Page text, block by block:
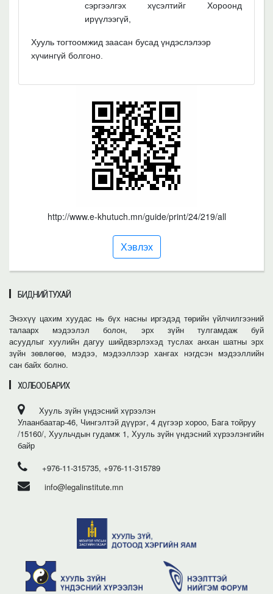
сэргээлгэх хүсэлтийг Хороонд
ирүүлээгүй,
Хууль тогтоомжид заасан бусад үндэслэлээр
хүчингүй болгоно.
http://www.e-khutuch.mn/guide/print/24/219/all
Хэвлэх
БИДНИЙ ТУХАЙ
Энэхүү цахим хуудас нь бүх насны иргэдэд төрийн үйлчилгээний
талаарх мэдээлэл болон, эрх зүйн тулгамдаж буй
асуудлыг хуулийн дагуу шийдвэрлэхэд туслах анхан шатны эрх
зүйн зөвлөгөө, мэдээ, мэдээллээр хангах нэгдсэн мэдээллийн
сан байх болно.
ХОЛБОО БАРИХ
Хууль зүйн үндэсний хүрээлэн
Улаанбаатар-46, Чингэлтэй дүүрэг, 4 дүгээр хороо, Бага тойруу
/15160/, Хуульчдын гудамж 1, Хууль зүйн үндэсний хүрээлэнгийн
байр
+976-11-315735, +976-11-315789
info@legalinstitute.mn